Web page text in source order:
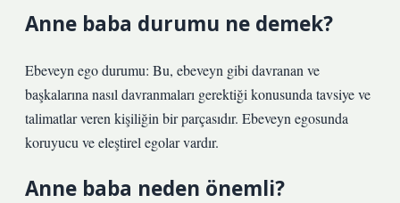
Anne baba durumu ne demek?
Ebeveyn ego durumu: Bu, ebeveyn gibi davranan ve
başkalarına nasıl davranmaları gerektiği konusunda tavsiye ve
talimatlar veren kişiliğin bir parçasıdır. Ebeveyn egosunda
koruyucu ve eleştirel egolar vardır.
Anne baba neden önemli?